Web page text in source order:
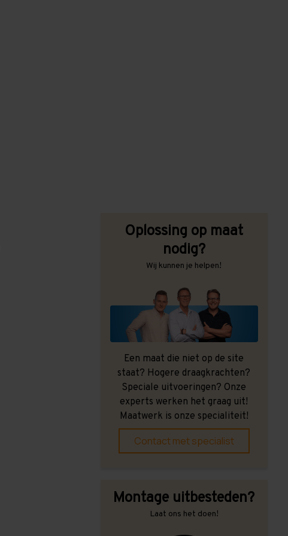
Oplossing op maat
nodig?
Wij kunnen je helpen!
Een maat die niet op de site
staat? Hogere draagkrachten?
Speciale uitvoeringen? Onze
experts werken het graag uit!
Maatwerk is onze specialiteit!
Contact met specialist
Montage uitbesteden?
Laat ons het doen!